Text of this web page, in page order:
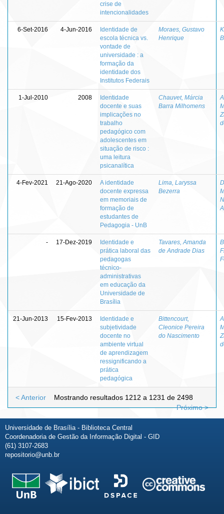
crise de
intencionalidades
6-Set-2016 4-Jun-2016
Identidade de
escola técnica vs.
vontade de
universidade : a
formação da
identidade dos
Institutos Federais
Moraes, Gustavo
Henrique
1-Jul-2010 2008
Identidade
docente e suas
implicações no
trabalho
pedagógico com
adolescentes em
situação de risco :
uma leitura
psicanalítica
Chauvet, Márcia
Barra Milhomens
4-Fev-2021 21-Ago-2020
A identidade
docente expressa
em memoriais de
formação de
estudantes de
Pedagogia - UnB
Lima, Laryssa
Bezerra
- 17-Dez-2019
Identidade e
prática laboral das
pedagogas
técnico-
administrativas
em educação da
Universidade de
Brasília
Tavares, Amanda
de Andrade Dias
21-Jun-2013 15-Fev-2013
Identidade e
subjetividade
docente no
ambiente virtual
de aprendizagem
ressignificando a
prática
pedagógica
Bittencourt,
Cleonice Pereira
do Nascimento
Mostrando resultados 1212 a 1231 de 2498
< Anterior
Próximo >
Universidade de Brasília - Biblioteca Central
Coordenadoria de Gestão da Informação Digital - GID
(61) 3107-2683
repositorio@unb.br